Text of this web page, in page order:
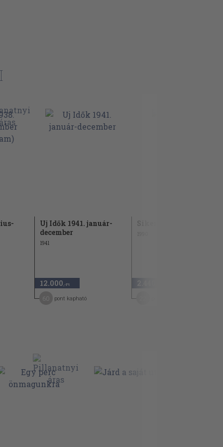
Uj Idők 1941. január-
december
1941
12.000 ,-Ft
pont kapható
Sikerkalauz